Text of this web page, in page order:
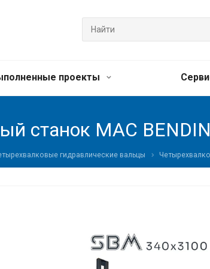
проекты
станок MAC
гидравлические вальцы